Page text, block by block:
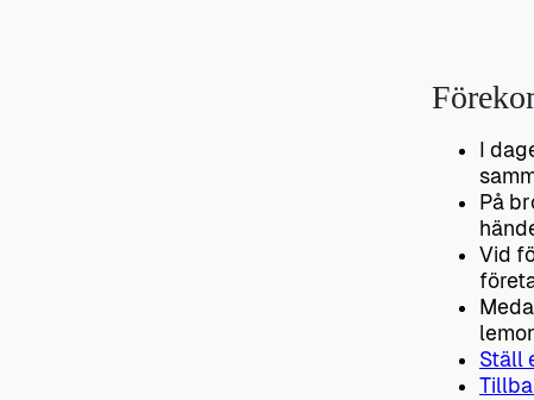
I
På
Vid
Ställ